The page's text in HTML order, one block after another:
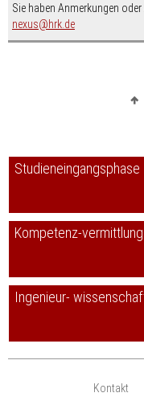
Sie haben Anmerkungen
nexus
nospam-
hrk.de
Studieneingangsphase
Kompetenz-vermittlung
Ingenieur-
Kontakt